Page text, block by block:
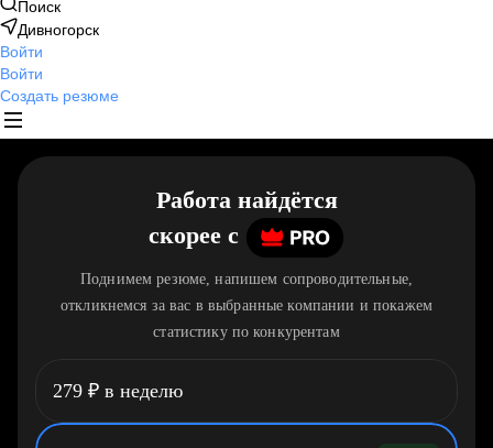
Поиск
Дивногорск
Войти
Войти
Создать резюме
Работа найдётся
скорее c
Поднимем резюме, напишем сопроводительные,
откликнемся за вас в выбранные компании и покажем
статистику по конкурентам
279 ₽ в неделю